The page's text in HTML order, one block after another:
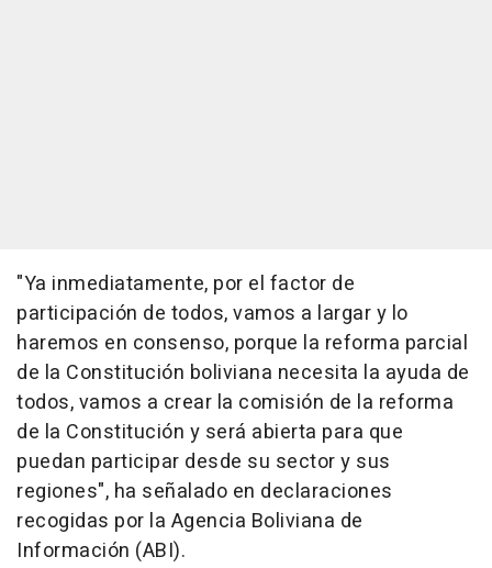
"Ya inmediatamente, por el factor de
participación de todos, vamos a largar y lo
haremos en consenso, porque la reforma parcial
de la Constitución boliviana necesita la ayuda de
todos, vamos a crear la comisión de la reforma
de la Constitución y será abierta para que
puedan participar desde su sector y sus
regiones", ha señalado en declaraciones
recogidas por la Agencia Boliviana de
Información (ABI).